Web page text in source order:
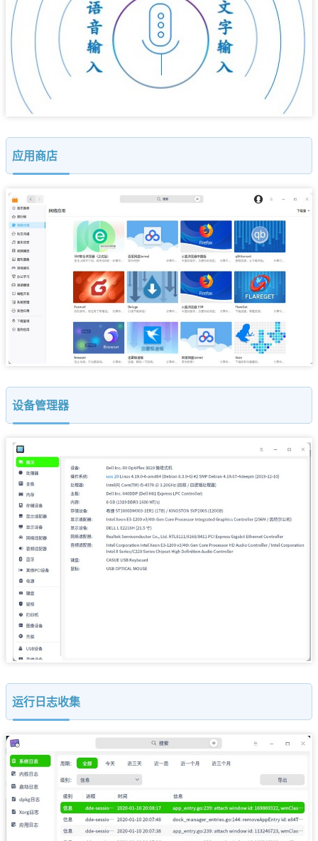
应用商店
设备管理器
运行日志收集